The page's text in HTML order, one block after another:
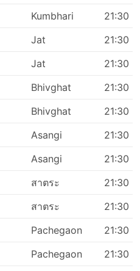
Kumbhari
21:30
Jat
21:30
Jat
21:30
Bhivghat
21:30
Bhivghat
21:30
Asangi
21:30
Asangi
21:30
สาตระ
21:30
สาตระ
21:30
Pachegaon
21:30
Pachegaon
21:30